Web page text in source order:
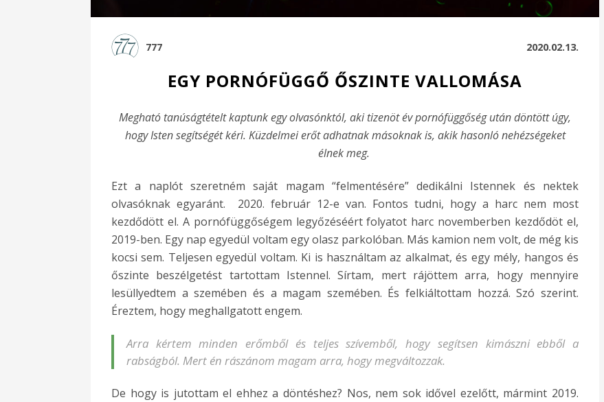
777 2020.02.13.
EGY PORNÓFÜGGŐ ŐSZINTE VALLOMÁSA
Megható tanúságtételt kaptunk egy olvasónktól, aki tizenöt év pornófüggőség után döntött úgy,
hogy Isten segítségét kéri. Küzdelmei erőt adhatnak másoknak is, akik hasonló nehézségeket
élnek meg.
Ezt a naplót szeretném saját magam “felmentésére” dedikálni Istennek és nektek
olvasóknak egyaránt. 2020. február 12-e van. Fontos tudni, hogy a harc nem most
kezdődött el. A pornófüggőségem legyőzéséért folyatot harc novemberben kezdődöt el,
2019-ben. Egy nap egyedül voltam egy olasz parkolóban. Más kamion nem volt, de még kis
kocsi sem. Teljesen egyedül voltam. Ki is használtam az alkalmat, és egy mély, hangos és
őszinte beszélgetést tartottam Istennel. Sírtam, mert rájöttem arra, hogy mennyire
lesüllyedtem a szemében és a magam szemében. És felkiáltottam hozzá. Szó szerint.
Éreztem, hogy meghallgatott engem.
Arra kértem minden erőmből és teljes szívemből, hogy segítsen kimászni ebből a
rabságból. Mert én rászánom magam arra, hogy megváltozzak.
De hogy is jutottam el ehhez a döntéshez? Nos, nem sok idővel ezelőtt, mármint 2019.